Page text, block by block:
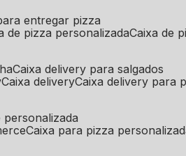
entregar pizza
de pizza personalizada caixa de
caixa delivery para salgados
caixa delivery caixa delivery para
personalizada
caixa para pizza